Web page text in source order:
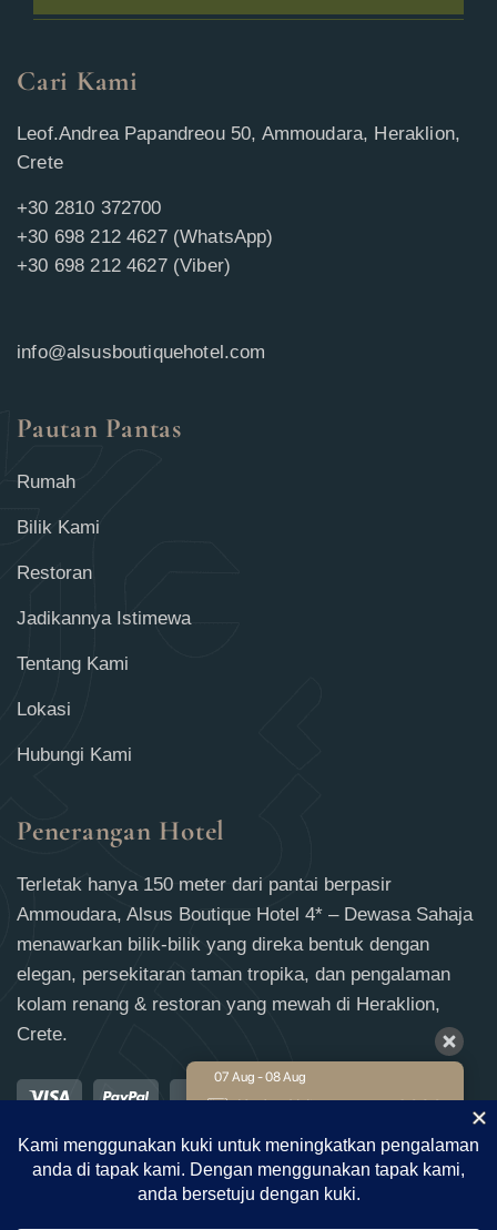
Cari Kami
Leof.Andrea Papandreou 50, Ammoudara, Heraklion,
Crete
+30 2810 372700
+30 698 212 4627 (WhatsApp)
+30 698 212 4627 (Viber)
info@alsusboutiquehotel.com
Pautan Pantas
Rumah
Bilik Kami
Restoran
Jadikannya Istimewa
Tentang Kami
Lokasi
Hubungi Kami
Penerangan Hotel
Terletak hanya 150 meter dari pantai berpasir
Ammoudara, Alsus Boutique Hotel 4* – Dewasa Sahaja
menawarkan bilik-bilik yang direka bentuk dengan
elegan, persekitaran taman tropika, dan pengalaman
kolam renang & restoran yang mewah di Heraklion,
Crete.
07 Aug - 08 Aug
Kadar Ahli €232
Kadar Terbaik €240
Tempahan €286